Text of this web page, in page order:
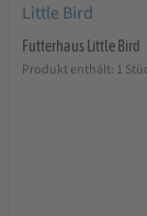
Futterhaus Little Bird
Produkt enthält: 1